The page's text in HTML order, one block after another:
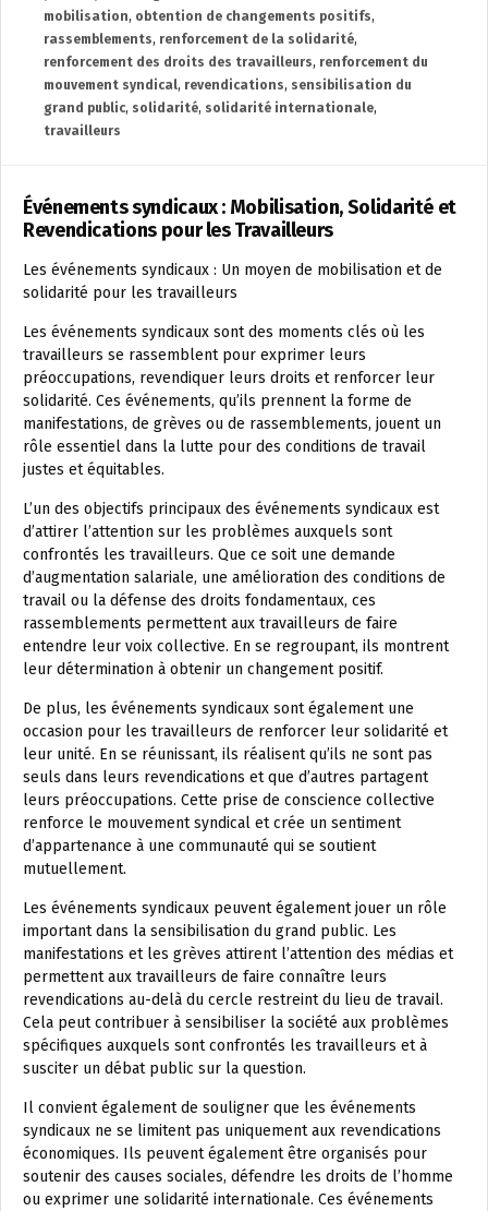
mobilisation, obtention de changements positifs,
rassemblements, renforcement de la solidarité,
renforcement des droits des travailleurs, renforcement du
mouvement syndical, revendications, sensibilisation du
grand public, solidarité, solidarité internationale,
travailleurs
Événements syndicaux : Mobilisation, Solidarité et
Revendications pour les Travailleurs
Les événements syndicaux : Un moyen de mobilisation et de
solidarité pour les travailleurs
Les événements syndicaux sont des moments clés où les
travailleurs se rassemblent pour exprimer leurs
préoccupations, revendiquer leurs droits et renforcer leur
solidarité. Ces événements, qu’ils prennent la forme de
manifestations, de grèves ou de rassemblements, jouent un
rôle essentiel dans la lutte pour des conditions de travail
justes et équitables.
L’un des objectifs principaux des événements syndicaux est
d’attirer l’attention sur les problèmes auxquels sont
confrontés les travailleurs. Que ce soit une demande
d’augmentation salariale, une amélioration des conditions de
travail ou la défense des droits fondamentaux, ces
rassemblements permettent aux travailleurs de faire
entendre leur voix collective. En se regroupant, ils montrent
leur détermination à obtenir un changement positif.
De plus, les événements syndicaux sont également une
occasion pour les travailleurs de renforcer leur solidarité et
leur unité. En se réunissant, ils réalisent qu’ils ne sont pas
seuls dans leurs revendications et que d’autres partagent
leurs préoccupations. Cette prise de conscience collective
renforce le mouvement syndical et crée un sentiment
d’appartenance à une communauté qui se soutient
mutuellement.
Les événements syndicaux peuvent également jouer un rôle
important dans la sensibilisation du grand public. Les
manifestations et les grèves attirent l’attention des médias et
permettent aux travailleurs de faire connaître leurs
revendications au-delà du cercle restreint du lieu de travail.
Cela peut contribuer à sensibiliser la société aux problèmes
spécifiques auxquels sont confrontés les travailleurs et à
susciter un débat public sur la question.
Il convient également de souligner que les événements
syndicaux ne se limitent pas uniquement aux revendications
économiques. Ils peuvent également être organisés pour
soutenir des causes sociales, défendre les droits de l’homme
ou exprimer une solidarité internationale. Ces événements